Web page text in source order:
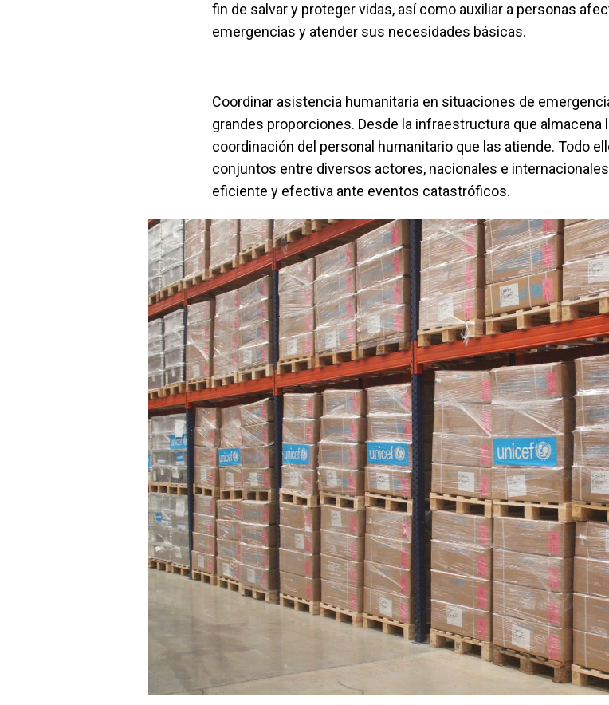
fin de salvar y proteger vidas, así como auxiliar a personas
emergencias y atender sus necesidades básicas.
Coordinar asistencia humanitaria en situaciones de
grandes proporciones. Desde la infraestructura que almacena
coordinación del personal humanitario que las atiende. Todo
conjuntos entre diversos actores, nacionales e
eficiente y efectiva ante eventos catastróficos.